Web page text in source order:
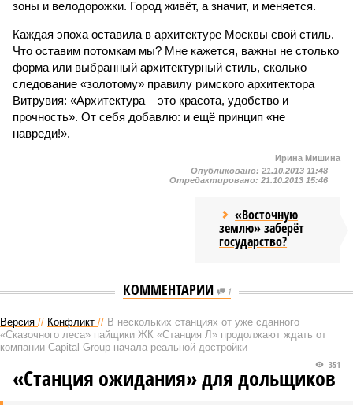
зоны и велодорожки. Город живёт, а значит, и меняется.
Каждая эпоха оставила в архитектуре Москвы свой стиль.
Что оставим потомкам мы? Мне кажется, важны не столько
форма или выбранный архитектурный стиль, сколько
следование «золотому» правилу римского архитектора
Витрувия: «Архитектура – это красота, удобство и
прочность». От себя добавлю: и ещё принцип «не
навреди!».
Ирина Мишина
Опубликовано: 21.10.2013 11:48
Отредактировано: 21.10.2013 15:46
«Восточную
землю» заберёт
государство?
КОММЕНТАРИИ 1
Версия // Конфликт // В нескольких станциях от уже сданного
«Сказочного леса» пайщики ЖК «Станция Л» продолжают ждать от
компании Capital Group начала реальной достройки
351
«Станция ожидания» для дольщиков